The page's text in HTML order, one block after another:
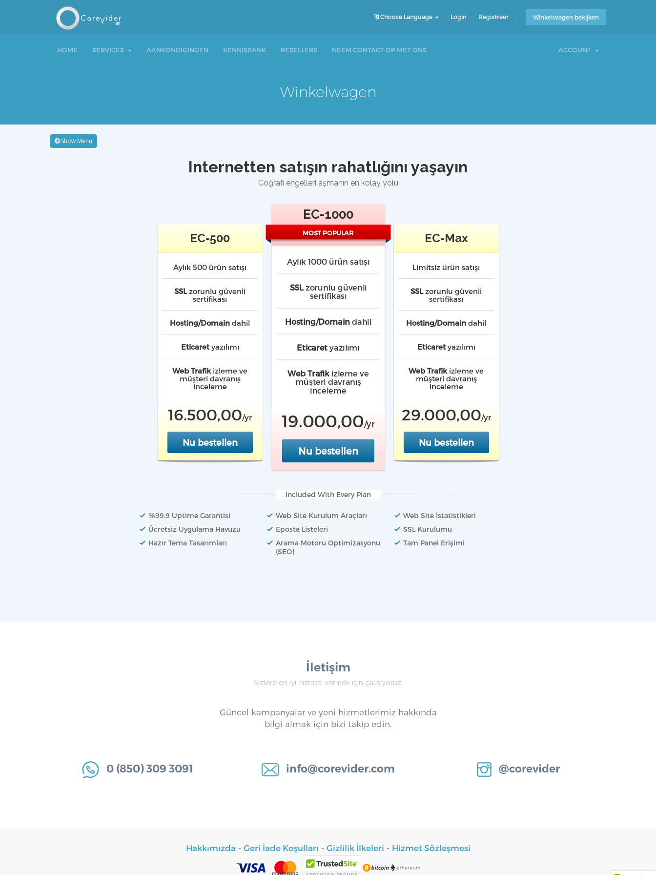
Choose Language Login Registreer Winkelwagen bekijken
HOME SERVICES AANKONDIGINGEN KENNISBANK RESELLERS NEEM CONTACT OP MET ONS ACCOUNT
Winkelwagen
Show Menu
Internetten satışın rahatlığını yaşayın
Coğrafi engelleri aşmanın en kolay yolu
EC-500
Aylık 500 ürün satışı
SSLzorunlu güvenli
sertifikası
Hosting/Domain dahil
Eticaretyazılımı
Web Trafik izleme ve
müşteri davranış
inceleme
16.500,00/yr
Nu bestellen
EC-1000
MOST POPULAR
Aylık 1000 ürün satışı
SSLzorunlu güvenli
sertifikası
Hosting/Domaindahil
Eticaretyazılımı
Web Trafik izleme ve
müşteri davranış
inceleme
19.000,00/yr
Nu bestellen
EC-Max
Limitsiz ürün satışı
SSLzorunlu güvenli
sertifikası
Hosting/Domain dahil
Eticaretyazılımı
Web Trafik izleme ve
müşteri davranış
inceleme
29.000,00/yr
Nu bestellen
Included With Every Plan
%99.9 Uptime Garantisi Web Site Kurulum Araçları
Web Site İstatistikleri
Ücretsiz Uygulama Havuzu
Eposta Listeleri
SSL Kurulumu
Hazır Tema Tasarımları
Arama Motoru Optimizasyonu
(SEO)
Tam Panel Erişimi
İletişim
Sizlere en iyi hizmeti vermek için çalışıyoruz.
Güncel kampanyalar ve yeni hizmetlerimiz hakkında
bilgi almak için bizi takip edin.
0 (850) 309 3091 info@corevider.com @corevider
Hakkımızda - Geri İade Koşulları - Gizlilik İlkeleri - Hizmet Sözleşmesi